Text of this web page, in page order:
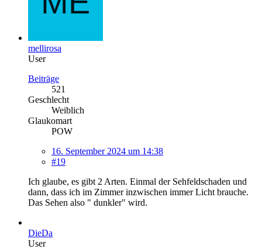
mellirosa
User
Beiträge
521
Geschlecht
Weiblich
Glaukomart
POW
16. September 2024 um 14:38
#19
Ich glaube, es gibt 2 Arten. Einmal der Sehfeldschaden und
dann, dass ich im Zimmer inzwischen immer Licht brauche.
Das Sehen also " dunkler" wird.
DieDa
User